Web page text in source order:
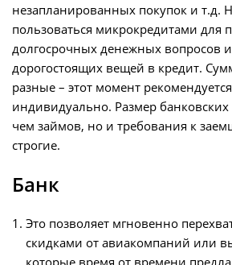
незапланированных покупок и т.д.
пользоваться микрокредитами для
долгосрочных денежных вопросов
дорогостоящих вещей в кредит.
разные – этот момент
индивидуально. Размер
чем займов, но и требования к
строгие.
Банк
Это позволяет мгновенно
скидками от авиакомпаний или